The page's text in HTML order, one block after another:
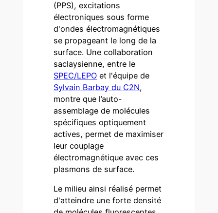
(PPS), excitations
électroniques sous forme
d'ondes électromagnétiques
se propageant le long de la
surface. Une collaboration
saclaysienne, entre le
SPEC/LEPO et l'équipe de
Sylvain Barbay du C2N,
montre que l’auto-
assemblage de molécules
spécifiques optiquement
actives, permet de maximiser
leur couplage
électromagnétique avec ces
plasmons de surface.
Le milieu ainsi réalisé permet
d'atteindre une forte densité